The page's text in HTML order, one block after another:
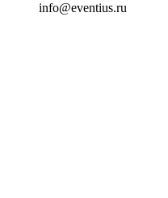
info@eventius.ru